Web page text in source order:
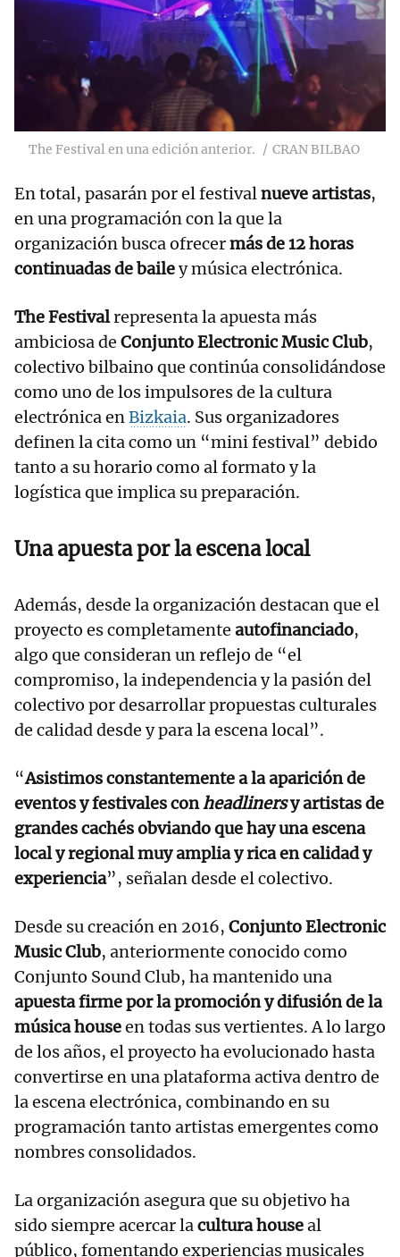
The Festival en una edición anterior. CRAN BILBAO
En total, pasarán por el festivalnueve artistas,
en una programación con la que la
organización busca ofrecermás de 12 horas
continuadas de bailey música electrónica.
The Festivalrepresenta la apuesta más
ambiciosa de Conjunto Electronic Music Club,
colectivo bilbaino que continúa consolidándose
como uno de los impulsores de la cultura
electrónica enBizkaia. Sus organizadores
definen la cita como un “mini festival” debido
tanto a su horario como al formato y la
logística que implica su preparación.
Una apuesta por la escena local
Además, desde la organización destacan que el
proyecto es completamente autofinanciado,
algo que consideran un reflejo de “el
compromiso, la independencia y la pasión del
colectivo por desarrollar propuestas culturales
de calidad desde y para la escena local”.
“Asistimos constantemente a la aparición de
eventos y festivales conheadlinersy artistas de
grandes cachés obviando que hay una escena
local y regional muy amplia y rica en calidad y
experiencia”, señalan desde el colectivo.
Desde su creación en 2016, Conjunto Electronic
Music Club, anteriormente conocido como
Conjunto Sound Club, ha mantenido una
apuesta firme por la promoción y difusión de la
música houseen todas sus vertientes. A lo largo
de los años, el proyecto ha evolucionado hasta
convertirse en una plataforma activa dentro de
la escena electrónica, combinando en su
programación tanto artistas emergentes como
nombres consolidados.
La organización asegura que su objetivo ha
sido siempre acercar lacultura houseal
público, fomentando experiencias musicales